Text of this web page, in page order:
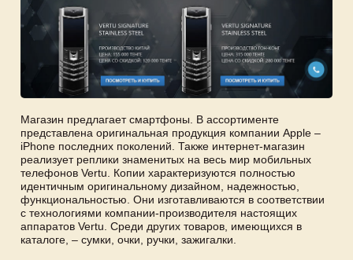
Магазин предлагает смартфоны. В ассортименте
представлена оригинальная продукция компании Apple –
iPhone последних поколений. Также интернет-магазин
реализует реплики знаменитых на весь мир мобильных
телефонов Vertu. Копии характеризуются полностью
идентичным оригинальному дизайном, надежностью,
функциональностью. Они изготавливаются в соответствии
с технологиями компании-производителя настоящих
аппаратов Vertu. Среди других товаров, имеющихся в
каталоге, – сумки, очки, ручки, зажигалки.